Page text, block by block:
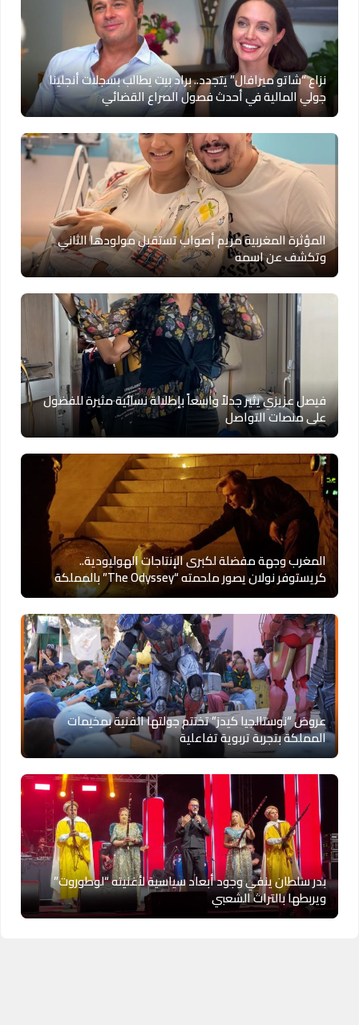
نزاع “شاتو ميرافال” يتجدد.. براد بيت يطالب بسجلات أنجلينا
جولي المالية في أحدث فصول الصراع القضائي
المؤثرة المغربية مريم أصواب تستقبل مولودها الثاني
وتكشف عن اسمه
فيصل عزيزي يثير جدلاً واسعاً بإطلالة نسائية مثيرة للفضول
على منصات التواصل
المغرب وجهة مفضلة لكبرى الإنتاجات الهوليودية..
كريستوفر نولان يصور ملحمته “The Odyssey” بالمملكة
عروض “نوستالجيا كيدز” تختتم جولتها الفنية بمخيمات
المملكة بتجربة تربوية تفاعلية
بدر سلطان ينفي وجود أبعاد سياسية لأغنيته “لوطوروت”
ويربطها بالتراث الشعبي